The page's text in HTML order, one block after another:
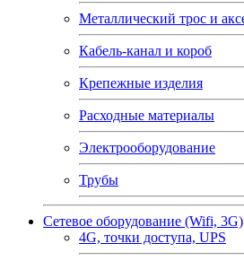
Металлический трос и
Кабель-канал и короб
Крепежные изделия
Расходные материалы
Электрооборудование
Трубы
Сетевое оборудование (Wifi, 3G)
4G, точки доступа, UPS